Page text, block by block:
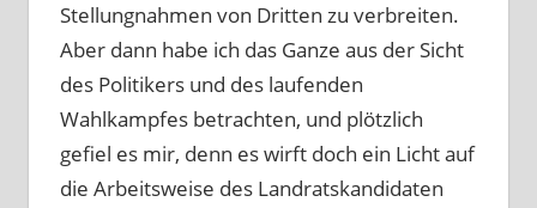
Stellungnahmen von Dritten zu verbreiten.
Aber dann habe ich das Ganze aus der Sicht
des Politikers und des laufenden
Wahlkampfes betrachten, und plötzlich
gefiel es mir, denn es wirft doch ein Licht auf
die Arbeitsweise des Landratskandidaten